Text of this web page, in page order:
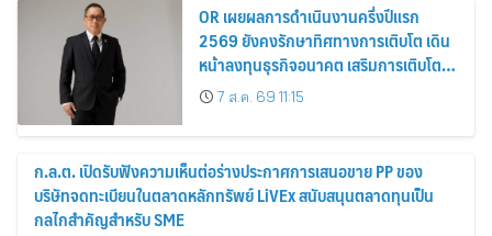
OR เผยผลการดำเนินงานครึ่งปีแรก
2569 ยังคงรักษาทิศทางการเติบโต เดิน
หน้าลงทุนธุรกิจอนาคต เสริมการเติบโต
ระยะยาว
7 ส.ค. 69 11:15
ก.ล.ต. เปิดรับฟังความเห็นต่อร่างประกาศการเสนอขาย PP ของ
บริษัทจดทะเบียนในตลาดหลักทรัพย์ LiVEx สนับสนุนตลาดทุนเป็น
กลไกสำคัญสำหรับ SME